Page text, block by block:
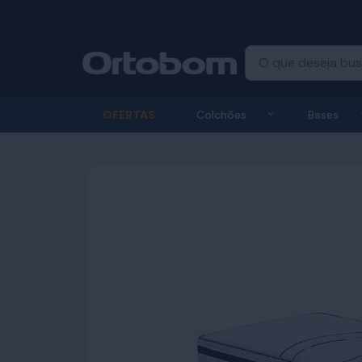
OFERTAS Colchões ExibirBases